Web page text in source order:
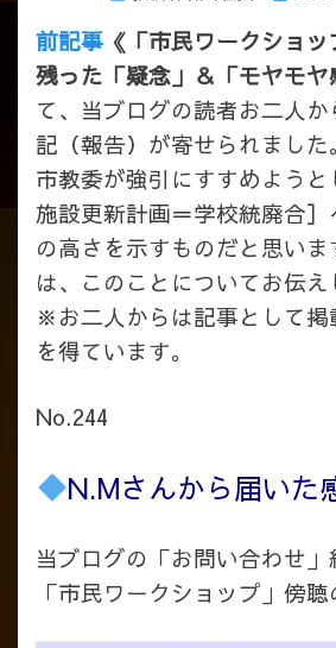
日:
前記事 《「市民ワークショ
残った「疑念」＆「モヤモヤ
て、当ブログの読者お二人
記（報告）が寄せられました。
市教委が強引にすすめよう
施設更新計画＝学校統廃合
の高さを示すものだと思い
は、このことについてお伝え
※お二人からは記事として掲
を得ています。
No.244
N.Mさんから届いた
当ブログの「お問い合わせ
「市民ワークショップ」傍聴